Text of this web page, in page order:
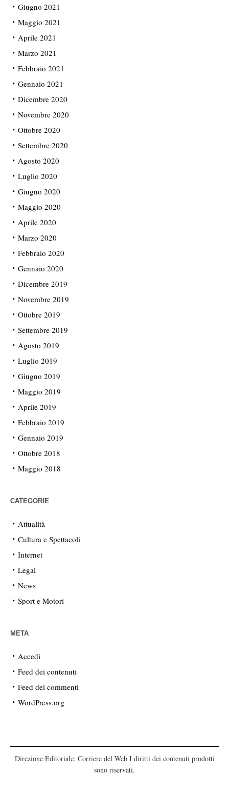
Giugno 2021
Maggio 2021
Aprile 2021
Marzo 2021
Febbraio 2021
Gennaio 2021
Dicembre 2020
Novembre 2020
Ottobre 2020
Settembre 2020
Agosto 2020
Luglio 2020
Giugno 2020
Maggio 2020
Aprile 2020
Marzo 2020
Febbraio 2020
Gennaio 2020
Dicembre 2019
Novembre 2019
Ottobre 2019
Settembre 2019
Agosto 2019
Luglio 2019
Giugno 2019
Maggio 2019
Aprile 2019
Febbraio 2019
Gennaio 2019
Ottobre 2018
Maggio 2018
CATEGORIE
Attualità
Cultura e Spettacoli
Internet
Legal
News
Sport e Motori
META
Accedi
Feed dei contenuti
Feed dei commenti
WordPress.org
Direzione Editoriale: Corriere del Web I diritti dei contenuti prodotti
sono riservati.